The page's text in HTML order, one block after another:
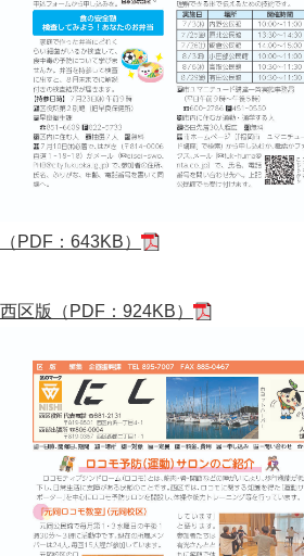
（PDF：643KB）
西区版（PDF：924KB）